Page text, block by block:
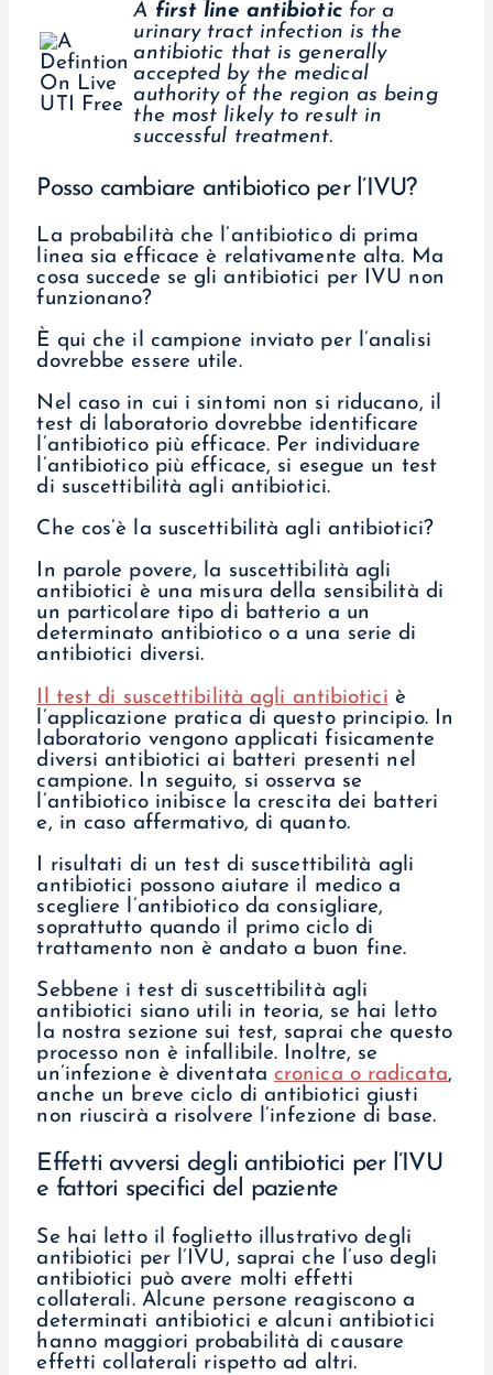
A first line antibioticfor a
urinary tract infection is the
antibiotic that is generally
accepted by the medical
authority of the region as being
the most likely to result in
successful treatment.
Posso cambiare antibiotico per l’IVU?
La probabilità che l’antibiotico di prima
linea sia efficace è relativamente alta. Ma
cosa succede se gli antibiotici per IVU non
funzionano?
È qui che il campione inviato per l’analisi
dovrebbe essere utile.
Nel caso in cui i sintomi non si riducano, il
test di laboratorio dovrebbe identificare
l’antibiotico più efficace. Per individuare
l’antibiotico più efficace, si esegue un test
di suscettibilità agli antibiotici.
Che cos’è la suscettibilità agli antibiotici?
In parole povere, la suscettibilità agli
antibiotici è una misura della sensibilità di
un particolare tipo di batterio a un
determinato antibiotico o a una serie di
antibiotici diversi.
Il test di suscettibilità agli antibiotici è
l’applicazione pratica di questo principio. In
laboratorio vengono applicati fisicamente
diversi antibiotici ai batteri presenti nel
campione. In seguito, si osserva se
l’antibiotico inibisce la crescita dei batteri
e, in caso affermativo, di quanto.
I risultati di un test di suscettibilità agli
antibiotici possono aiutare il medico a
scegliere l’antibiotico da consigliare,
soprattutto quando il primo ciclo di
trattamento non è andato a buon fine.
Sebbene i test di suscettibilità agli
antibiotici siano utili in teoria, se hai letto
la nostra sezione sui test, saprai che questo
processo non è infallibile. Inoltre, se
un’infezione è diventata cronica o radicata,
anche un breve ciclo di antibiotici giusti
non riuscirà a risolvere l’infezione di base.
Effetti avversi degli antibiotici per l’IVU
e fattori specifici del paziente
Se hai letto il foglietto illustrativo degli
antibiotici per l’IVU, saprai che l’uso degli
antibiotici può avere molti effetti
collaterali. Alcune persone reagiscono a
determinati antibiotici e alcuni antibiotici
hanno maggiori probabilità di causare
effetti collaterali rispetto ad altri.